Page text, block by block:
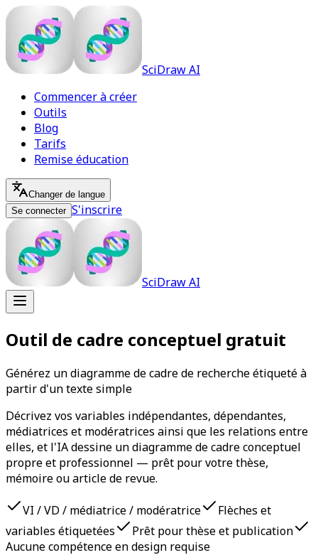
SciDraw AI
Commencer à créer
Outils
Blog
Tarifs
Remise éducation
Changer de langue
Se connecter S'inscrire
SciDraw AI
Outil de cadre conceptuel gratuit
Générez un diagramme de cadre de recherche étiqueté à
partir d'un texte simple
Décrivez vos variables indépendantes, dépendantes,
médiatrices et modératrices ainsi que les relations entre
elles, et l'IA dessine un diagramme de cadre conceptuel
propre et professionnel — prêt pour votre thèse,
mémoire ou article de revue.
VI / VD / médiatrice / modératrice
Flèches et
variables étiquetées
Prêt pour thèse et publication
Aucune compétence en design requise